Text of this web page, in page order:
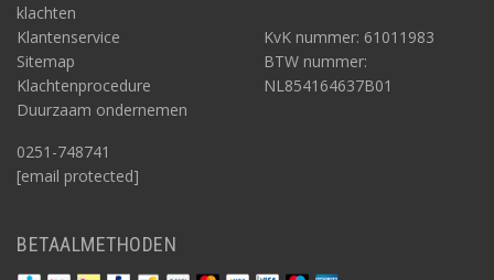
klachten
Klantenservice
Sitemap
Klachtenprocedure
Duurzaam ondernemen
0251-748741
[email protected]
KvK nummer: 61011983
BTW nummer:
NL854164637B01
BETAALMETHODEN